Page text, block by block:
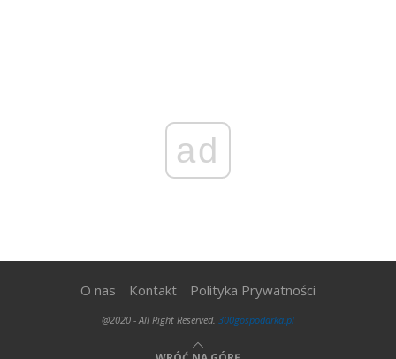
ad
O nas Kontakt Polityka Prywatności
@2020 - All Right Reserved. 300gospodarka.pl